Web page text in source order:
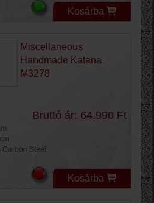
Kosárba
Miscellaneous
Handmade Katana
M3278
Bruttó ár: 64.990 Ft
Carbon Steel
Kosárba